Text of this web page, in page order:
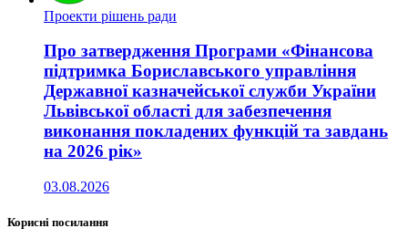
Проекти рішень ради
Про затвердження Програми «Фінансова
підтримка Бориславського управління
Державної казначейської служби України
Львівської області для забезпечення
виконання покладених функцій та завдань
на 2026 рік»
03.08.2026
Корисні посилання